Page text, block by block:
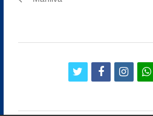
twitterfacebook